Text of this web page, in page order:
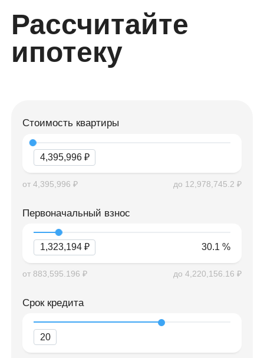
Рассчитайте
ипотеку
Стоимость квартиры
4,395,996 ₽
от 4,395,996 ₽ до 12,978,745.2 ₽
Первоначальный взнос
1,323,194 ₽ 30.1 %
от 883,595.196 ₽ до 4,220,156.16 ₽
Срок кредита
20